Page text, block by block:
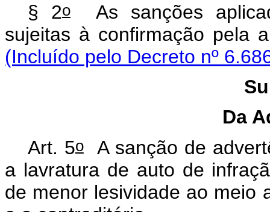
§ 2oAs sanções
sujeitas à confirmação pela
(Incluído pelo Decreto nº
Da
Art. 5oA sanção de
a lavratura de auto de
de menor lesividade ao meio